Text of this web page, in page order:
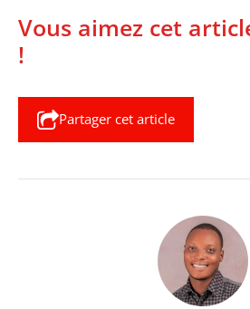
Vous aimez cet
!
Partager cet article